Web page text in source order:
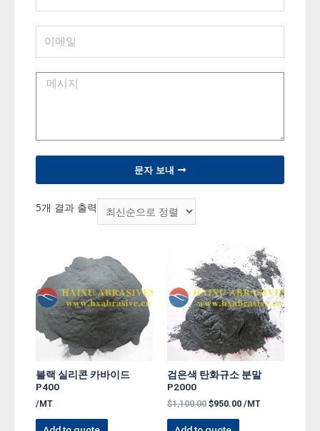
문자 보내
5개 결과 출력
블랙 실리콘 카바이드
P400
/MT
검은색 탄화규소 분말
P2000
$1,100.00 $950.00 /MT